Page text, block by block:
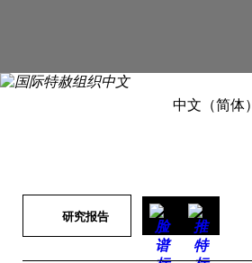
中文（简体）
研究报告